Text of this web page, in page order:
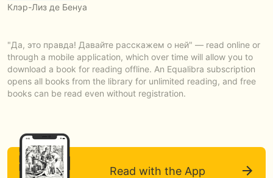
Клэр-Лиз де Бенуа
"Да, это правда! Давайте расскажем о ней" — read online or
through a mobile application, which over time will allow you to
download a book for reading offline. An Equalibra subscription
opens all books from the library for unlimited reading, and free
books can be read even without registration.
Read with the App